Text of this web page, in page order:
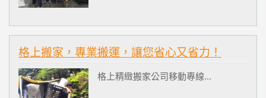
格上搬家，專業搬運，讓您省心又省力！
格上精緻搬家公司移動專線...